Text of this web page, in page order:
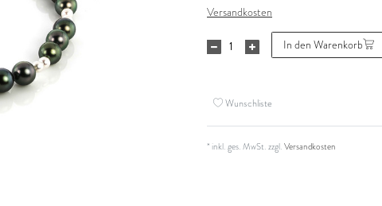
Versandkosten
In den Warenkorb
Wunschliste
* inkl. ges. MwSt. zzgl.Versandkosten